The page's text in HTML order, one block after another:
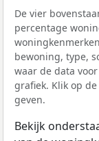
De vier
percentage
bewoning, type,
waar de data
grafiek. Klik op
geven.
Bekijk